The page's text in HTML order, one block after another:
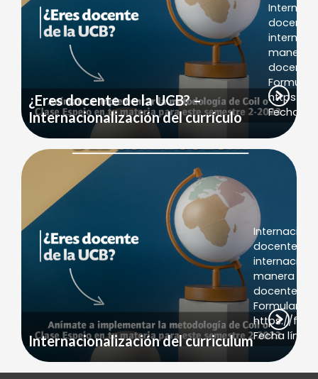
¿Eres docente de la UCB? –
Internacionalización del currículo
docente
manera
https://
Fecha
Internacionalización del curriculum
docente de
manera
docentes
Formulario
https://
Fecha